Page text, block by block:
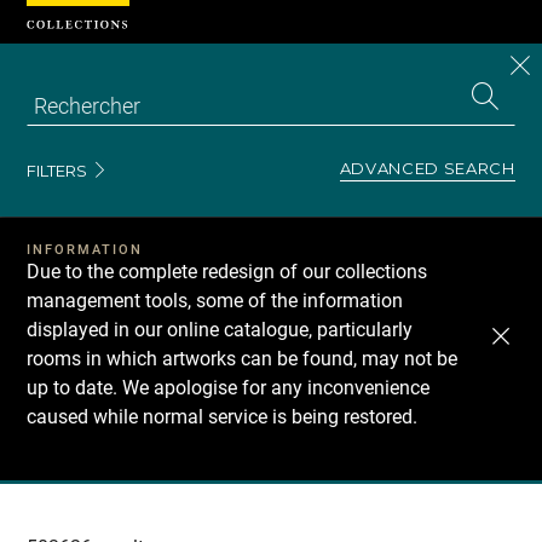
FILTERS ADVANCED SEARCH
INFORMATION
Due to the complete redesign of our collections
management tools, some of the information
displayed in our online catalogue, particularly
rooms in which artworks can be found, may not be
up to date. We apologise for any inconvenience
caused while normal service is being restored.
Recherche
Cookies management panel